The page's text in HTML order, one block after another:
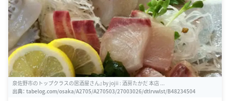
泉佐野市のトップクラスの居酒屋さん』by jojii : 酒房たかだ 本店 ...
出典： tabelog.com/osaka/A2705/A270503/27003026/dtlrvwlst/B48234504